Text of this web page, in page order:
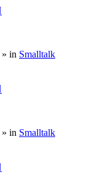
» in Smalltalk
» in Smalltalk